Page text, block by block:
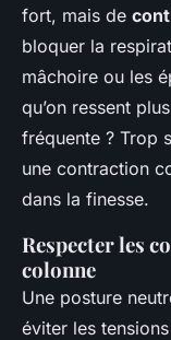
fort, mais de
bloquer la
mâchoire ou les
qu’on ressent
fréquente ? Trop
une contraction
dans la finesse.
Respecter les
colonne
Une posture
éviter les